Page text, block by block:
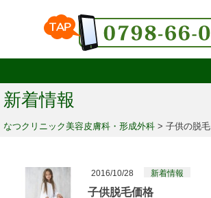
新着情報
なつクリニック美容皮膚科・形成外科 > 子供の脱毛
2016/10/28 新着情報
子供脱毛価格